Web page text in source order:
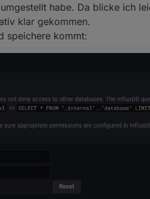
habe. Da blicke ich
klar gekommen.
speichere kommt: